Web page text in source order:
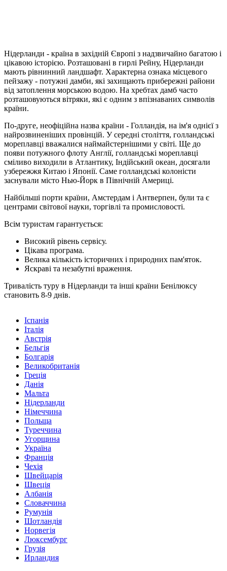
Нідерланди - країна в західній Європі з надзвичайно багатою і
цікавою історією. Розташовані в гирлі Рейну, Нідерланди
мають рівнинний ландшафт. Характерна ознака місцевого
пейзажу - потужні дамби, які захищають прибережні райони
від затоплення морською водою. На хребтах дамб часто
розташовуються вітряки, які є одним з впізнаваних символів
країни.
По-друге, неофіційна назва країни - Голландія, на ім'я однієї з
найрозвиненіших провінцій. У середні століття, голландські
мореплавці вважалися наймайстернішими у світі. Ще до
появи потужного флоту Англії, голландські мореплавці
сміливо виходили в Атлантику, Індійський океан, досягали
узбережжя Китаю і Японії. Саме голландські колоністи
заснували місто Нью-Йорк в Північній Америці.
Найбільші порти країни, Амстердам і Антверпен, були та є
центрами світової науки, торгівлі та промисловості.
Всім туристам гарантується:
Високий рівень сервісу.
Цікава програма.
Велика кількість історичних і природних пам'яток.
Яскраві та незабутні враження.
Тривалість туру в Нідерланди та інші країни Бенілюксу
становить 8-9 днів.
Іспанія
Італія
Австрія
Бельгія
Болгарія
Великобританія
Греція
Данія
Мальта
Нідерланди
Німеччина
Польща
Туреччина
Угорщина
Україна
Франція
Чехія
Швейцарія
Швеція
Албанія
Словаччина
Румунія
Шотландія
Норвегія
Люксембург
Грузія
Ирландия